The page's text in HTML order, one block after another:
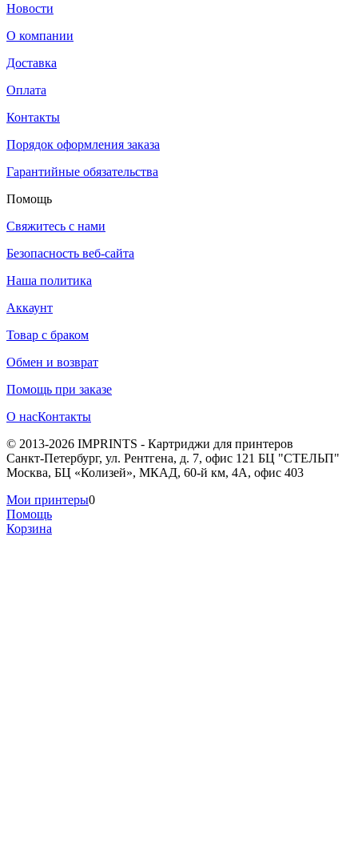
Новости
О компании
Доставка
Оплата
Контакты
Порядок оформления заказа
Гарантийные обязательства
Помощь
Свяжитесь с нами
Безопасность веб-сайта
Наша политика
Аккаунт
Товар с браком
Обмен и возврат
Помощь при заказе
О насКонтакты
© 2013-2026 IMPRINTS - Картриджи для принтеров
Санкт-Петербург, ул. Рентгена, д. 7, офис 121 БЦ "СТЕЛЬП"
Москва, БЦ «Колизей», МКАД, 60-й км, 4А, офис 403
Мои принтеры0
Помощь
Корзина